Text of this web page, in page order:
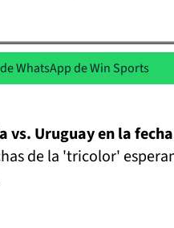
WhatsApp de Win Sports
vs. Uruguay en la
de la 'tricolor'